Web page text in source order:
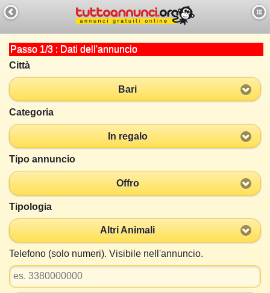
Passo 1/3 : Dati dell'annuncio
Città
Bari
Categoria
In regalo
Tipo annuncio
Offro
Tipologia
Altri Animali
Telefono (solo numeri). Visibile nell'annuncio.